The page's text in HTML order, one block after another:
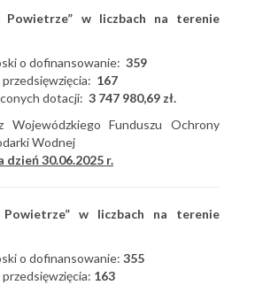
Powietrze” w liczbach na terenie
o dofinansowanie: 359
167
dotacji: 3 747 980,69 zł.
Wojewódzkiego Funduszu Ochrony
Wodnej
dzień 30.06.2025 r.
Powietrze” w liczbach na terenie
o dofinansowanie: 355
163